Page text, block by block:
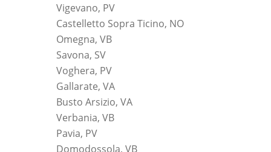
Vigevano, PV
Castelletto Sopra Ticino, NO
Omegna, VB
Savona, SV
Voghera, PV
Gallarate, VA
Busto Arsizio, VA
Verbania, VB
Pavia, PV
Domodossola, VB